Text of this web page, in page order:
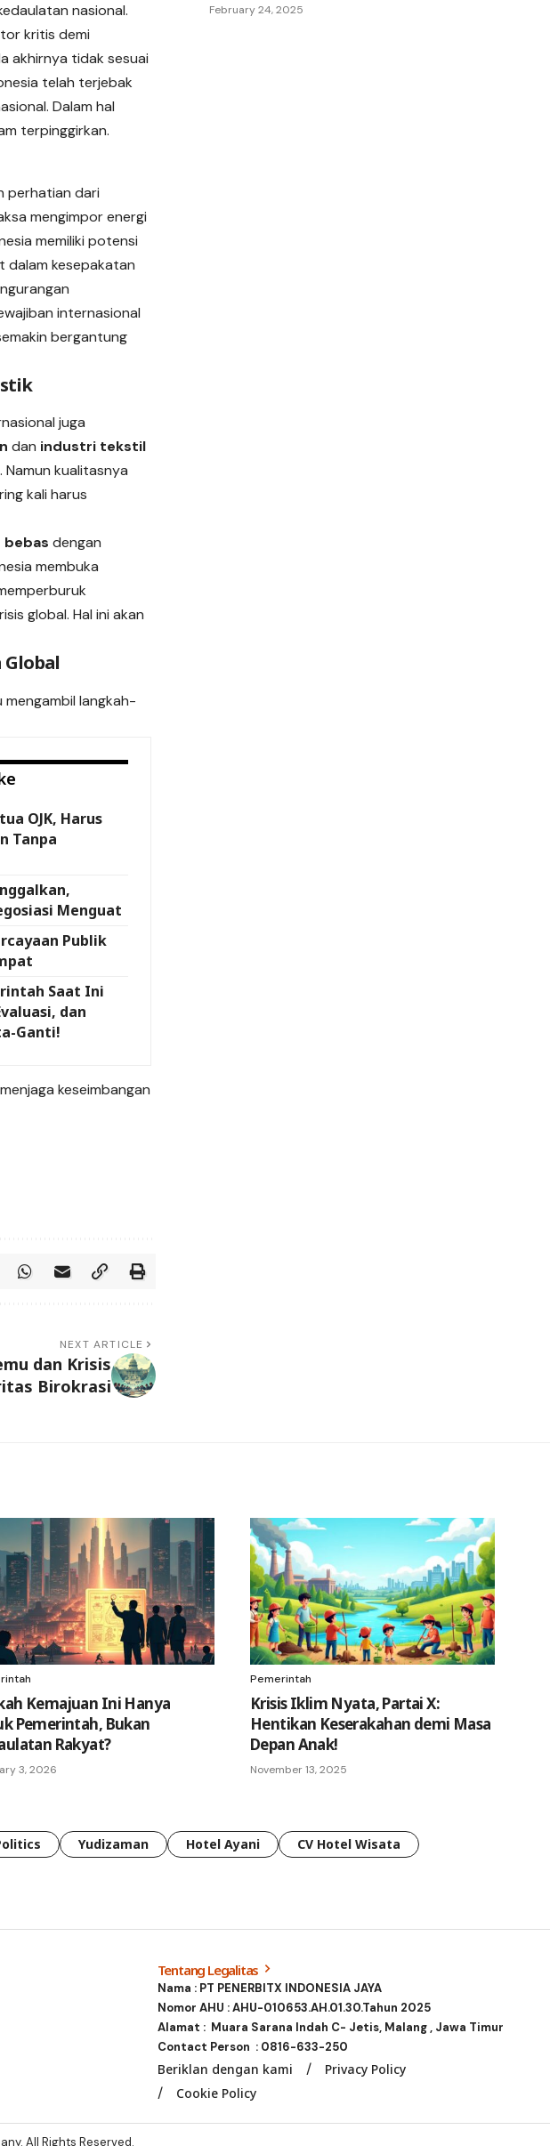
nasional.
kritis demi
akhirnya tidak sesuai
telah terjebak
Dalam hal
terpinggirkan.
perhatian dari
mengimpor energi
memiliki potensi
dalam kesepakatan
internasional
bergantung
juga
dan industri tekstil
kualitasnya
kali harus
bebas dengan
membuka
global. Hal ini akan
mengambil langkah-
OJK, Harus
Tanpa
Menguat
Publik
Saat Ini
dan
Ganti!
keseimbangan
NEXT ARTICLE
dan Krisis
Birokrasi
February 24, 2025
Kemajuan Ini Hanya
Pemerintah, Bukan
Rakyat?
3, 2026
Pemerintah
Krisis Iklim Nyata, Partai X:
Hentikan Keserakahan demi Masa
Depan Anak!
November 13, 2025
Yudizaman Hotel Ayani CV Hotel Wisata
Tentang Legalitas
Nama : PT PENERBITX INDONESIA JAYA
Nomor AHU : AHU-010653.AH.01.30.Tahun 2025
Alamat : Muara Sarana Indah C- Jetis, Malang , Jawa Timur
Contact Person : 0816-633-250
Beriklan dengan kami
Privacy Policy
Cookie Policy
All Rights Reserved.